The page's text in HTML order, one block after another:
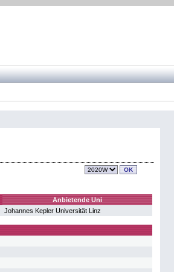
Anbietende Uni
Johannes Kepler Universität Linz